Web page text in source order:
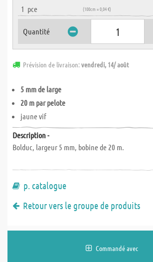
1 pce (100cm = 0,04 €)
Quantité
Prévision de livraison:vendredi, 14/ août
5 mm de large
20 m par pelote
jaune vif
Description -
Bolduc, largeur 5 mm, bobine de 20 m.
p. catalogue
Retour vers le groupe de produits
Commandé avec